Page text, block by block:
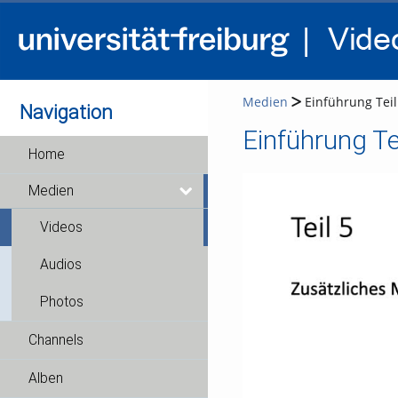
Navigation
Home
Medien
Videos
Audios
Photos
Channels
Alben
Medien Einführung
Einführung